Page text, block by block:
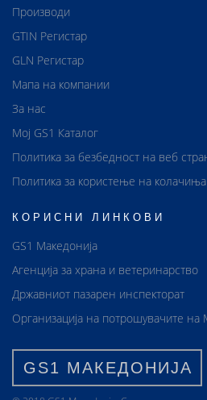
Производи
GTIN Регистар
GLN Регистар
Мапа на компании
За нас
Мој GS1 Каталог
Политика за безбедност на веб
Политика за користење на колачиња
КОРИСНИ ЛИНКОВИ
GS1 Македонија
Агенција за храна и ветеринарство
Државниот пазарен инспекторат
Организација на потрошувачите на
GS1 МАКЕДОНИЈА